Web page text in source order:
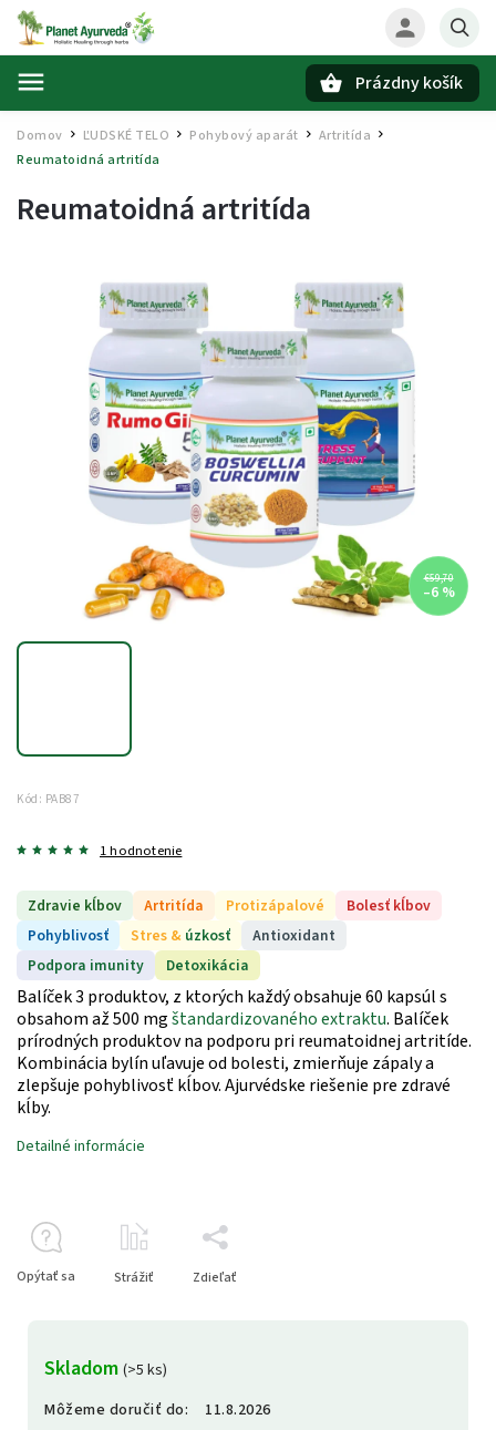
Prázdny košík
Domov ĽUDSKÉ TELO / Pohybový aparát Artritída /
Reumatoidná artritída
Reumatoidná artritída
€59,70
–6 %
Kód: PAB87
1 hodnotenie
Skladom (>5 ks)
Môžeme doručiť do:
11.8.2026
Zdravie kĺbov Artritída Protizápalové
Bolesť kĺbov
Pohyblivosť
Stres & úzkosť
Antioxidant
Podpora imunity
Detoxikácia
Balíček 3 produktov, z ktorých každý obsahuje 60 kapsúl s
obsahom až 500 mgštandardizovaného extraktu. Balíček
prírodných produktov na podporu pri reumatoidnej artritíde.
Kombinácia bylín uľavuje od bolesti, zmierňuje zápaly a
zlepšuje pohyblivosť kĺbov. Ajurvédske riešenie pre zdravé
kĺby.
Detailné informácie
Opýtať sa Strážiť Zdieľať